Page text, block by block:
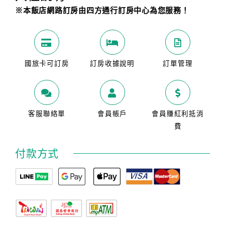
※本飯店網路訂房由四方通行訂房中心為您服務！
國旅卡可訂房 訂房收據說明 訂單管理
客服聯絡單 會員帳戶
會員賺紅利抵消
費
付款方式